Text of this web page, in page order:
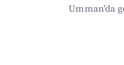
Umman’da